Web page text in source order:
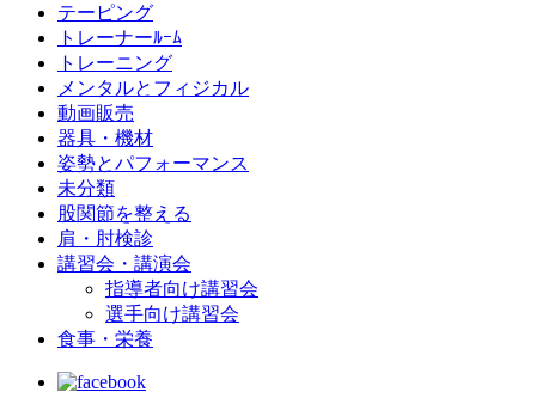
テーピング
トレーナーﾙｰﾑ
トレーニング
メンタルとフィジカル
動画販売
器具・機材
姿勢とパフォーマンス
未分類
股関節を整える
肩・肘検診
講習会・講演会
指導者向け講習会
選手向け講習会
食事・栄養